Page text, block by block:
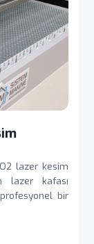
lazer kesim
lazer kafası
profesyonel bir